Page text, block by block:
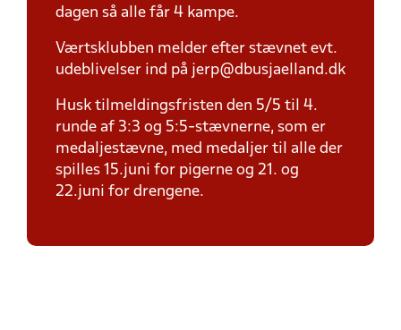
dagen så alle får 4 kampe.
Værtsklubben melder efter stævnet evt.
udeblivelser ind på jerp@dbusjaelland.dk
Husk tilmeldingsfristen den 5/5 til 4.
runde af 3:3 og 5:5-stævnerne, som er
medaljestævne, med medaljer til alle der
spilles 15.juni for pigerne og 21. og
22.juni for drengene.